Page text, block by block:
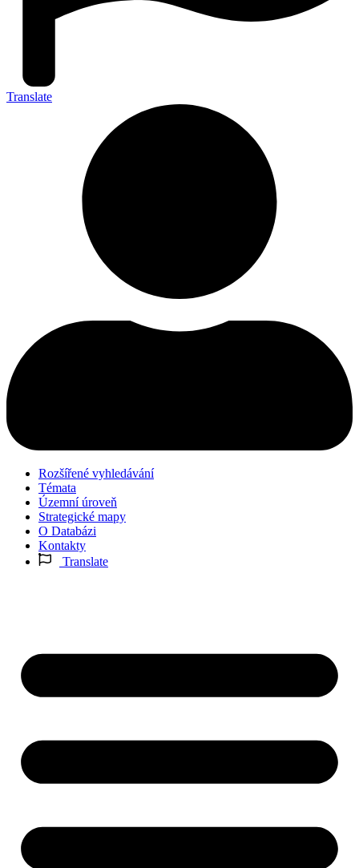
Translate
Rozšířené vyhledávání
Témata
Územní úroveň
Strategické mapy
O Databázi
Kontakty
Translate